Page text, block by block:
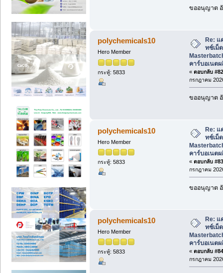
ขออนุญาต
polychemicals10
Hero Member
กระทู้: 5833
Re: แ
ทช์เม็
คาร์บอเนต
« ตอบกลับ
กรกฎาคม
ขออนุญาต
polychemicals10
Hero Member
กระทู้: 5833
Re: แ
ทช์เม็
คาร์บอเนต
« ตอบกลับ
กรกฎาคม
ขออนุญาต
polychemicals10
Hero Member
กระทู้: 5833
Re: แ
ทช์เม็
คาร์บอเนต
« ตอบกลับ
กรกฎาคม